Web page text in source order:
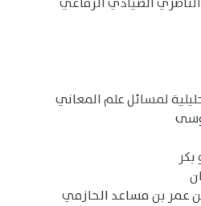
عمر بن مساعد الحازمي